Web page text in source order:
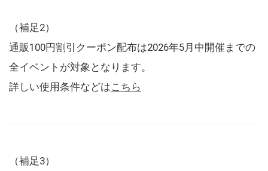
（補足2）
通販100円割引クーポン配布は2026年5月中開催までの
全イベントが対象となります。
詳しい使用条件などはこちら
（補足3）